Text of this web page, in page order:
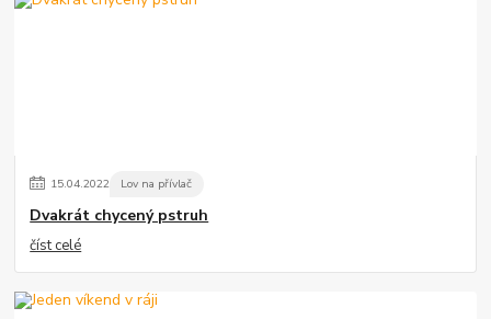
15.04.2022 Lov na přívlač
Dvakrát chycený pstruh
číst celé